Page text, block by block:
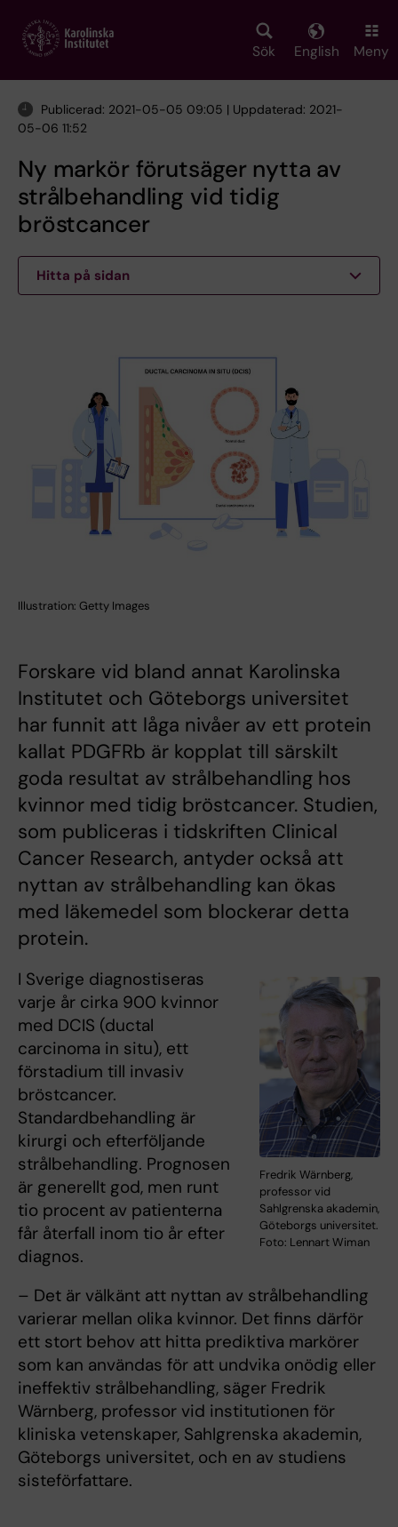
main
Sök English Meny
Publicerad: 2021-05-05 09:05 | Uppdaterad: 2021-
05-06 11:52
Ny markör förutsäger nytta av
strålbehandling vid tidig
bröstcancer
Hitta på sidan
Illustration: Getty Images
Forskare vid bland annat Karolinska
Institutet och Göteborgs universitet
har funnit att låga nivåer av ett protein
kallat PDGFRb är kopplat till särskilt
goda resultat av strålbehandling hos
kvinnor med tidig bröstcancer. Studien,
som publiceras i tidskriften Clinical
Cancer Research, antyder också att
nyttan av strålbehandling kan ökas
med läkemedel som blockerar detta
protein.
Fredrik Wärnberg,
professor vid
Sahlgrenska akademin,
Göteborgs universitet.
Foto: Lennart Wiman
I Sverige diagnostiseras
varje år cirka 900 kvinnor
med DCIS (ductal
carcinoma in situ), ett
förstadium till invasiv
bröstcancer.
Standardbehandling är
kirurgi och efterföljande
strålbehandling. Prognosen
är generellt god, men runt
tio procent av patienterna
får återfall inom tio år efter
diagnos.
– Det är välkänt att nyttan av strålbehandling
varierar mellan olika kvinnor. Det finns därför
ett stort behov att hitta prediktiva markörer
som kan användas för att undvika onödig eller
ineffektiv strålbehandling, säger Fredrik
Wärnberg, professor vid institutionen för
kliniska vetenskaper, Sahlgrenska akademin,
Göteborgs universitet, och en av studiens
sisteförfattare.